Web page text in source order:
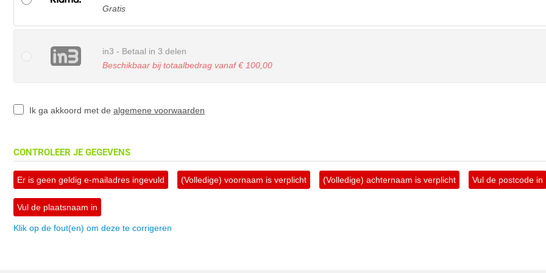
Gratis
in3 - Betaal in 3 delen
Beschikbaar bij totaalbedrag vanaf € 100,00
Ik ga akkoord met de algemene voorwaarden
CONTROLEER JE GEGEVENS
Er is geen geldig e-mailadres ingevuld (Volledige) voornaam is verplicht (Volledige) achternaam is verplicht Vul de postcode in
Vul de plaatsnaam in
Klik op de fout(en) om deze te corrigeren